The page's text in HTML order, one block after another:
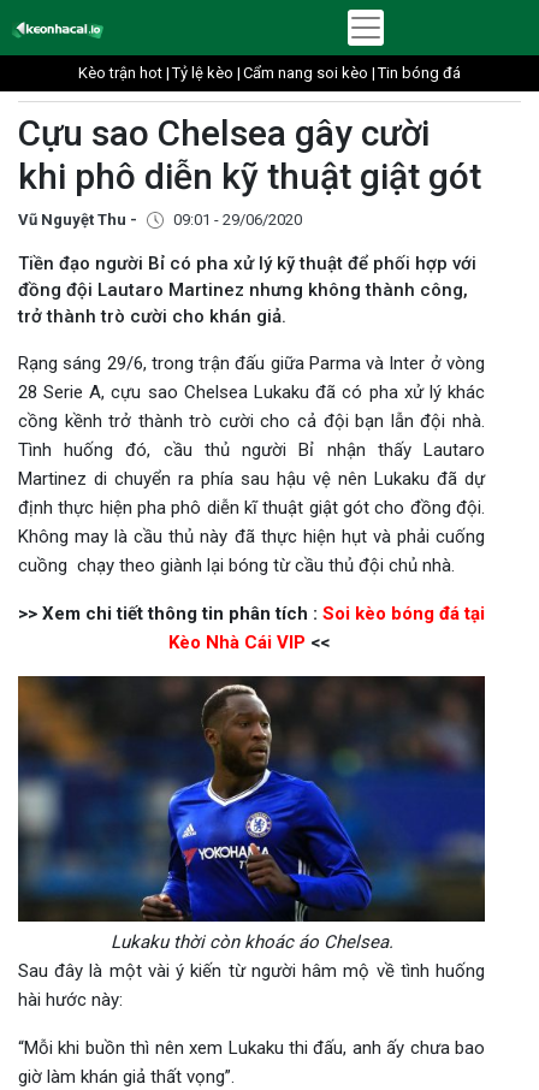
Kèo trận hot | Tỷ lệ kèo | Cẩm nang soi kèo | Tin bóng đá
Cựu sao Chelsea gây cười
khi phô diễn kỹ thuật giật gót
Vũ Nguyệt Thu - 09:01 - 29/06/2020
Tiền đạo người Bỉ có pha xử lý kỹ thuật để phối hợp với
đồng đội Lautaro Martinez nhưng không thành công,
trở thành trò cười cho khán giả.
Rạng sáng 29/6, trong trận đấu giữa Parma và Inter ở vòng
28 Serie A, cựu sao Chelsea Lukaku đã có pha xử lý khác
cồng kềnh trở thành trò cười cho cả đội bạn lẫn đội nhà.
Tình huống đó, cầu thủ người Bỉ nhận thấy Lautaro
Martinez di chuyển ra phía sau hậu vệ nên Lukaku đã dự
định thực hiện pha phô diễn kĩ thuật giật gót cho đồng đội.
Không may là cầu thủ này đã thực hiện hụt và phải cuống
cuồng chạy theo giành lại bóng từ cầu thủ đội chủ nhà.
>> Xem chi tiết thông tin phân tích : Soi kèo bóng đá tại
Kèo Nhà Cái VIP <<
Lukaku thời còn khoác áo Chelsea.
Sau đây là một vài ý kiến từ người hâm mộ về tình huống
hài hước này:
“Mỗi khi buồn thì nên xem Lukaku thi đấu, anh ấy chưa bao
giờ làm khán giả thất vọng”.